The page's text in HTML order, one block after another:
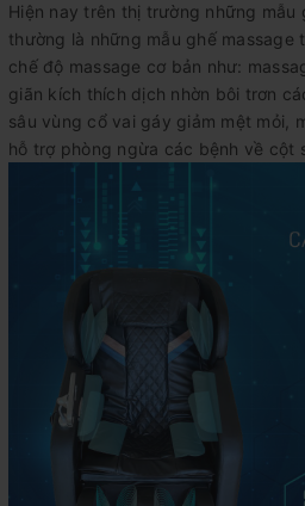
Hiện nay trên thị trường những mẫu
thường là những mẫu ghế massage
chế độ massage cơ bản như:
giãn kích thích dịch nhờn bôi trơn
sâu vùng cổ vai gáy giảm mệt mỏi,
hỗ trợ phòng ngừa các bệnh về cột